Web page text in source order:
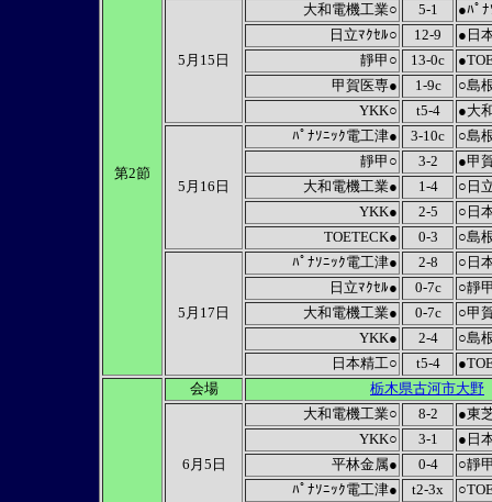
第2節
5月15日
大和電機工業○ 5-1
●ﾊﾟ
日立ﾏｸｾﾙ○
12-9
●日
靜甲○
13-0c
甲賀医専●
1-9c
○島
YKK○
t5-4 ●大
5月16日
ﾊﾟﾅｿﾆｯｸ電工津● 3-10c
○島
靜甲○
3-2
●甲
大和電機工業●
1-4
○日
YKK●
2-5
○日
TOETECK●
0-3 ○島
5月17日
ﾊﾟﾅｿﾆｯｸ電工津● 2-8
○日
日立ﾏｸｾﾙ●
0-7c
○靜
大和電機工業●
0-7c
○甲
YKK●
2-4
○島
日本精工○
t5-4
会場 栃木県古河市大野
6月5日
大和電機工業○ 8-2
●東
YKK○
3-1
●日
平林金属●
0-4
○靜
ﾊﾟﾅｿﾆｯｸ電工津●
t2-3x